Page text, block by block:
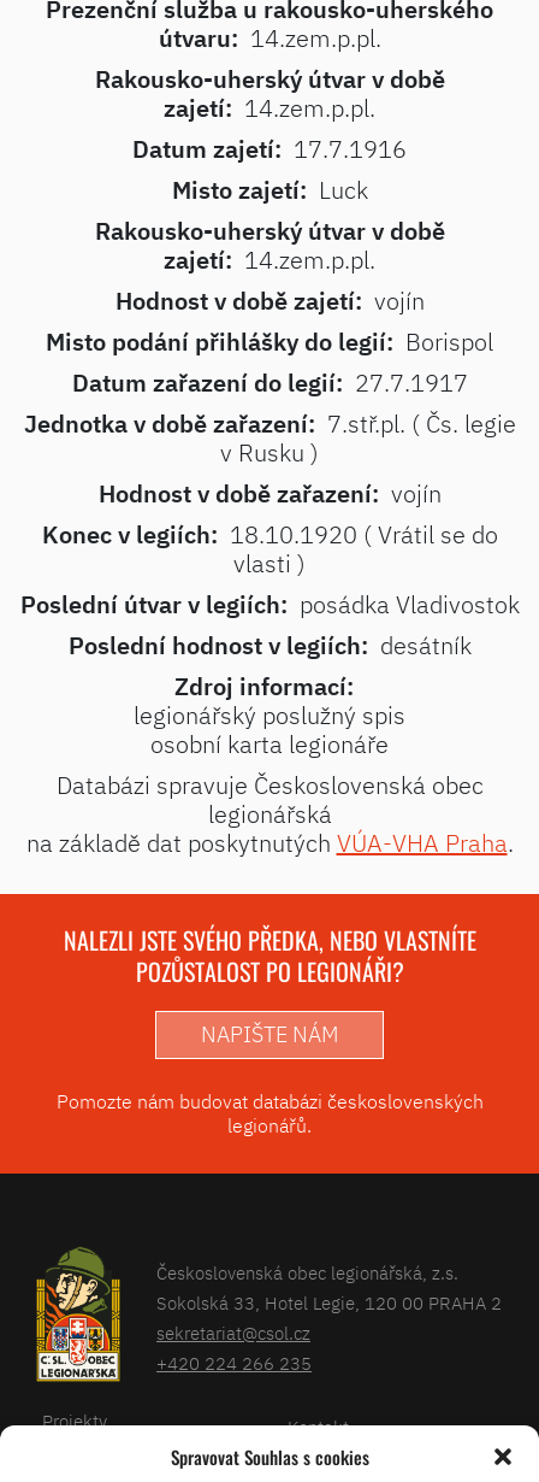
Spravovat Souhlas s cookies
Prezenční služba u rakousko-uherského
útvaru: 14.zem.p.pl.
Rakousko-uherský útvar v době
zajetí: 14.zem.p.pl.
Datum zajetí: 17.7.1916
Misto zajetí: Luck
Rakousko-uherský útvar v době
zajetí: 14.zem.p.pl.
Hodnost v době zajetí: vojín
Misto podání přihlášky do legií: Borispol
Datum zařazení do legií: 27.7.1917
Jednotka v době zařazení: 7.stř.pl. ( Čs. legie
v Rusku )
Hodnost v době zařazení: vojín
Konec v legiích: 18.10.1920 ( Vrátil se do
vlasti )
Poslední útvar v legiích: posádka Vladivostok
Poslední hodnost v legiích: desátník
Zdroj informací:
legionářský poslužný spis
osobní karta legionáře
Databázi spravuje Československá obec
legionářská
na základě dat poskytnutých VÚA-VHA Praha.
NALEZLI JSTE SVÉHO PŘEDKA, NEBO VLASTNÍTE
POZŮSTALOST PO LEGIONÁŘI?
NAPIŠTE NÁM
Pomozte nám budovat databázi československých
legionářů.
Československá obec legionářská, z.s.
Sokolská 33, Hotel Legie, 120 00 PRAHA 2
sekretariat@csol.cz
+420 224 266 235
Projekty
Kontakt
Databáze legionářů